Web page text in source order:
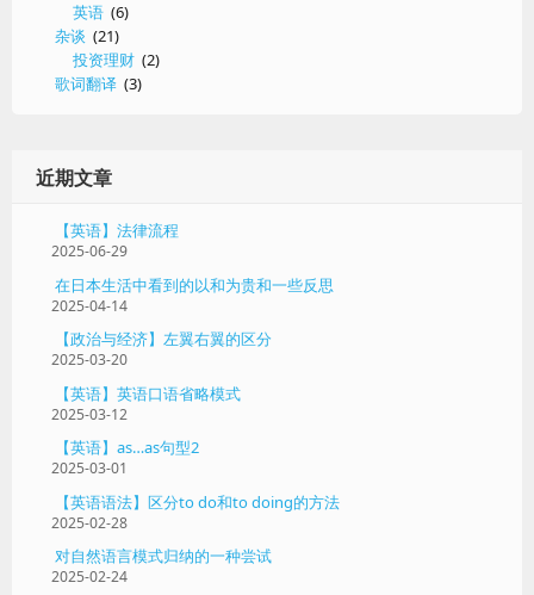
英语 (6)
杂谈 (21)
投资理财 (2)
歌词翻译 (3)
近期文章
【英语】法律流程
2025-06-29
在日本生活中看到的以和为贵和一些反思
2025-04-14
【政治与经济】左翼右翼的区分
2025-03-20
【英语】英语口语省略模式
2025-03-12
【英语】as…as句型2
2025-03-01
【英语语法】区分to do和to doing的方法
2025-02-28
对自然语言模式归纳的一种尝试
2025-02-24